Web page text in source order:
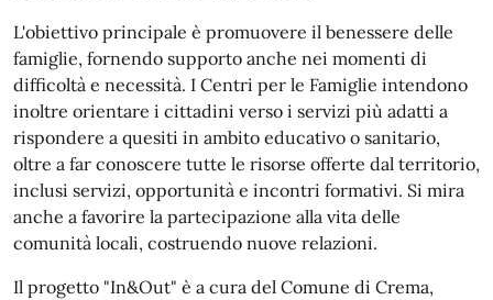
L'obiettivo principale è promuovere il benessere delle
famiglie, fornendo supporto anche nei momenti di
difficoltà e necessità. I Centri per le Famiglie intendono
inoltre orientare i cittadini verso i servizi più adatti a
rispondere a quesiti in ambito educativo o sanitario,
oltre a far conoscere tutte le risorse offerte dal territorio,
inclusi servizi, opportunità e incontri formativi. Si mira
anche a favorire la partecipazione alla vita delle
comunità locali, costruendo nuove relazioni.
Il progetto "In&Out" è a cura del Comune di Crema,